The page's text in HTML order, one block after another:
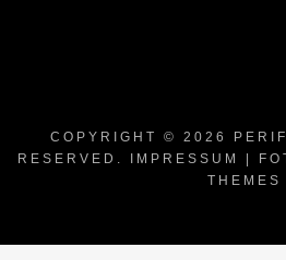
COPYRIGHT © 2026
RESERVED.
IMPRESSUM |
THEMES